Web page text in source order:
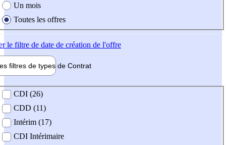
Un mois
Toutes les offres
le filtre de date de création de l'offre
filtres de types de Contrat
contrat
CDI (26)
CDD (11)
Intérim (17)
CDI Intérimaire